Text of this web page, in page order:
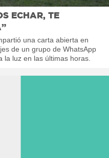
ECHAR, TE
una carta abierta en
de un grupo de WhatsApp
la luz en las últimas horas.